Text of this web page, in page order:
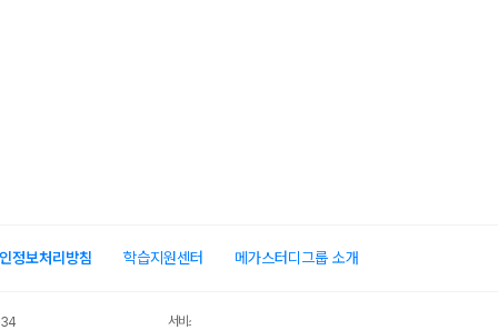
정보처리방침 학습지원센터 메가스터디그룹 소개
서비스 가입사실 확인